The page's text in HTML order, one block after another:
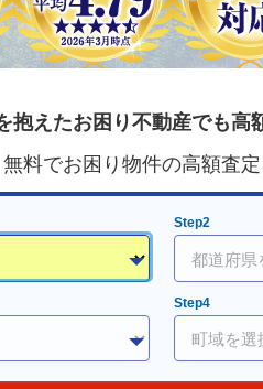
抱えたお困り不動産でも高
無料でお困り物件の高額査
Step2
Step4